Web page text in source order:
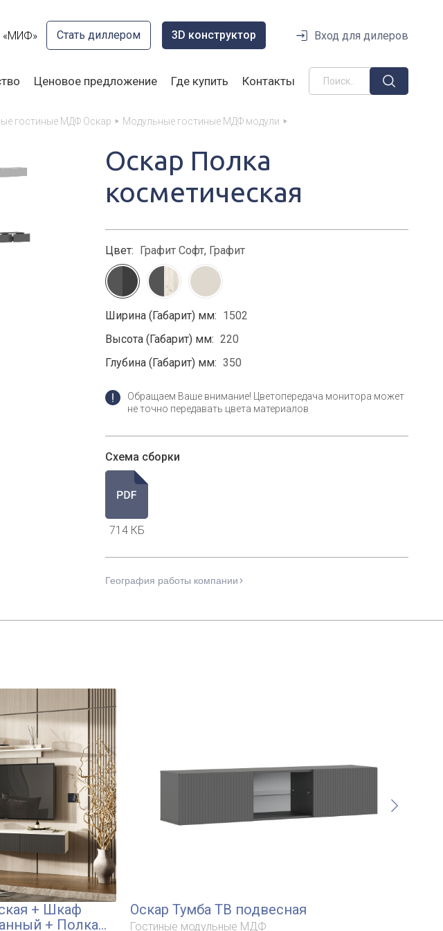
«МИФ» Стать диллером 3D конструктор Вход для дилеров
Ценовое предложение Где купить Контакты
гостиные МДФ Оскар
Модульные гостиные МДФ модули
Оскар Полка
косметическая
Цвет: Графит Софт, Графит
Ширина (Габарит) мм: 1502
Высота (Габарит) мм: 220
Глубина (Габарит) мм: 350
Обращаем Ваше внимание! Цветопередача монитора может
не точно передавать цвета материалов
Схема сборки
714 КБ
География работы компании
+ Шкаф
+ Полка
Оскар Тумба ТВ подвесная
Гостиные модульные МДФ